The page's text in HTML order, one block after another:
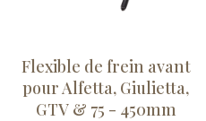
Flexible de frein avant
pour Alfetta, Giulietta,
GTV & 75 - 450mm